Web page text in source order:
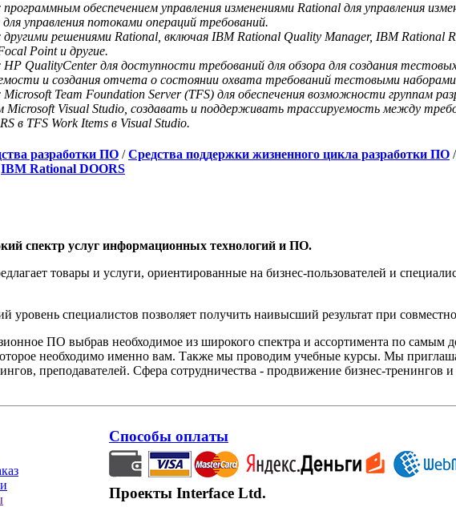
обеспечением управления изменениями Rational для управления
управления потоками операций требований.
решениями Rational, включая IBM Rational Quality Manager, IBM Rational
Point и другие.
QualityCenter для доступности требований для обзора для создания
и создания отчета о состоянии охвата требований тестовыми
Team Foundation Server (TFS) для обеспечения возможности группам
Microsoft Visual Studio, создавать и поддерживать трассируемость между
в TFS Work Items в Visual Studio.
разработки ПО /Средства поддержки жизненного цикла разработки ПО /
IBM Rational DOORS
спектр услуг информационных технологий и ПО.
товары и услуги, ориентированные на бизнес-пользователей и
специалистов позволяет получить наивысший результат при
ПО выбрав необходимое из широкого спектра и ассортимента по
необходимо именно вам. Также мы проводим учебные курсы. Мы
преподавателей. Сфера сотрудничества - продвижение бизнес-тренингов
Способы оплаты
Проекты Interface Ltd.